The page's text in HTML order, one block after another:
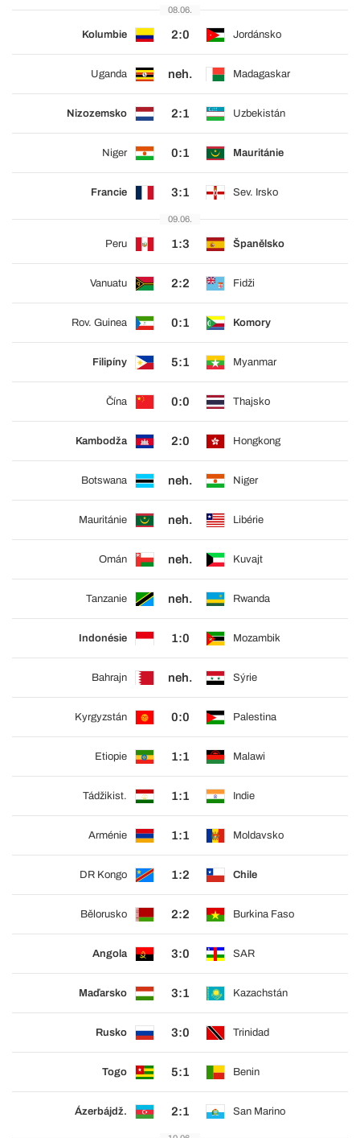
08.06.
Kolumbie 2:0 Jordánsko
Uganda neh. Madagaskar
Nizozemsko 2:1 Uzbekistán
Niger 0:1 Mauritánie
Francie 3:1 Sev. Irsko
09.06.
Peru 1:3 Španělsko
Vanuatu 2:2 Fidži
Rov. Guinea 0:1 Komory
Filipíny 5:1 Myanmar
Čína 0:0 Thajsko
Kambodža 2:0 Hongkong
Botswana neh. Niger
Mauritánie neh. Libérie
Omán neh. Kuvajt
Tanzanie neh. Rwanda
Indonésie 1:0 Mozambik
Bahrajn neh. Sýrie
Kyrgyzstán 0:0 Palestina
Etiopie 1:1 Malawi
Tádžikist. 1:1 Indie
Arménie 1:1 Moldavsko
DR Kongo 1:2 Chile
Bělorusko 2:2 Burkina Faso
Angola 3:0 SAR
Maďarsko 3:1 Kazachstán
Rusko 3:0 Trinidad
Togo 5:1 Benin
Ázerbájdž. 2:1 San Marino